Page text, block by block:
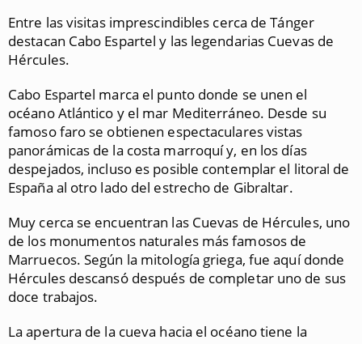
Entre las visitas imprescindibles cerca de Tánger
destacan Cabo Espartel y las legendarias Cuevas de
Hércules.
Cabo Espartel marca el punto donde se unen el
océano Atlántico y el mar Mediterráneo. Desde su
famoso faro se obtienen espectaculares vistas
panorámicas de la costa marroquí y, en los días
despejados, incluso es posible contemplar el litoral de
España al otro lado del estrecho de Gibraltar.
Muy cerca se encuentran las Cuevas de Hércules, uno
de los monumentos naturales más famosos de
Marruecos. Según la mitología griega, fue aquí donde
Hércules descansó después de completar uno de sus
doce trabajos.
La apertura de la cueva hacia el océano tiene la